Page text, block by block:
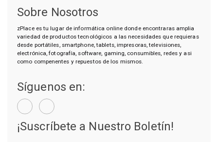
Sobre Nosotros
zPlace es tu lugar de informática online donde encontraras amplia
variedad de productos tecnológicos a las necesidades que requieras
desde portátiles, smartphone, tablets, impresoras, televisiones,
electrónica, fotografía, software, gaming, consumibles, redes y asi
como compenentes y repuestos de los mismos.
Síguenos en:
¡Suscríbete a Nuestro Boletín!